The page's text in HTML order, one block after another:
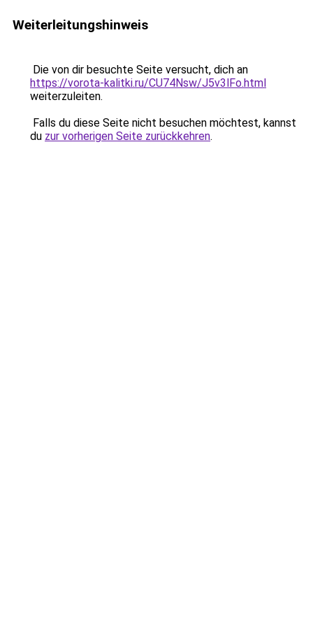
Weiterleitungshinweis
Die von dir besuchte Seite versucht, dich an
https://vorota-kalitki.ru/CU74Nsw/J5v3lFo.html
weiterzuleiten.
Falls du diese Seite nicht besuchen möchtest, kannst
du zur vorherigen Seite zurückkehren.